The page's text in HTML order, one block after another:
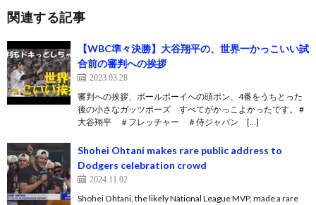
関連する記事
【WBC準々決勝】大谷翔平の、世界一かっこいい試
合前の審判への挨拶
2023.03.28
審判への挨拶、ボールボーイへの頭ポン、4番をうちとった
後の小さなガッツポーズ すべてがかっこよかったです。 #
大谷翔平 ＃フレッチャー ＃侍ジャパン […]
Shohei Ohtani makes rare public address to
Dodgers celebration crowd
2024.11.02
Shohei Ohtani, the likely National League MVP, made a rare